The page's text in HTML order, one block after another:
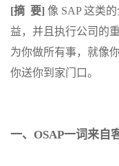
[摘 要] 像 SAP 这类
益，并且执行公司的
为你做所有事，就像
你送你到家门口。
一、 OSAP一词来自